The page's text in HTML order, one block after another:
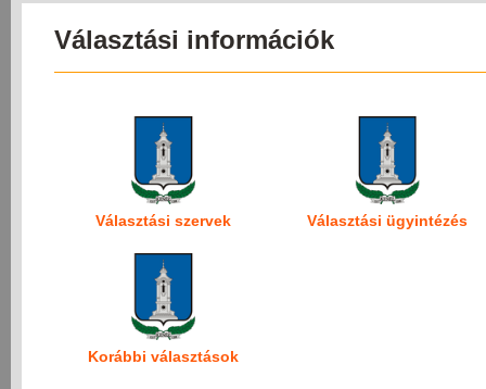
Választási információk
Választási szervek Választási ügyintézés
Korábbi választások